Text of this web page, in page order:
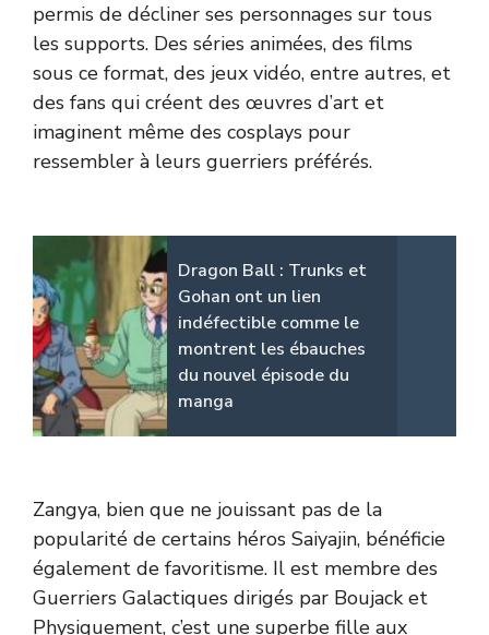
permis de décliner ses personnages sur tous
les supports. Des séries animées, des films
sous ce format, des jeux vidéo, entre autres, et
des fans qui créent des œuvres d’art et
imaginent même des cosplays pour
ressembler à leurs guerriers préférés.
Dragon Ball : Trunks et
Gohan ont un lien
indéfectible comme le
montrent les ébauches
du nouvel épisode du
manga
Zangya, bien que ne jouissant pas de la
popularité de certains héros Saiyajin, bénéficie
également de favoritisme. Il est membre des
Guerriers Galactiques dirigés par Boujack et
Physiquement, c’est une superbe fille aux